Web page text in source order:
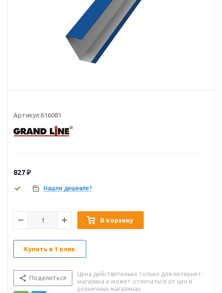
Артикул:616081
827₽
Нашли дешевле?
В корзину
Купить в 1 клик
Поделиться
Цена действительна только для интернет-
магазина и может отличаться от цен в
розничных магазинах